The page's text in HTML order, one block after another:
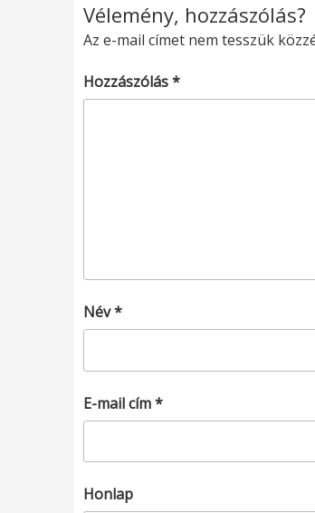
Vélemény, hozzászólás?
Az e-mail címet nem tesszük
Hozzászólás*
Név*
E-mail cím*
Honlap